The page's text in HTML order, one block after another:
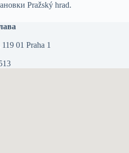
Pražský hrad.
01 Praha 1